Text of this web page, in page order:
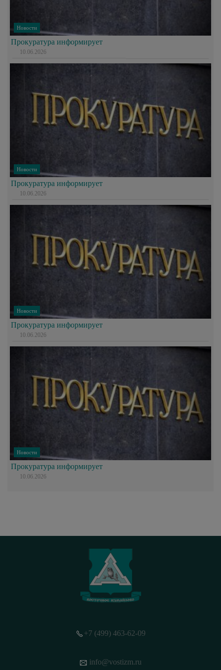
Новости
Прокуратура информирует
10.06.2026
Новости
Прокуратура информирует
10.06.2026
Новости
Прокуратура информирует
10.06.2026
Новости
Прокуратура информирует
10.06.2026
+7 (499) 463-62-09
info@vostizm.ru